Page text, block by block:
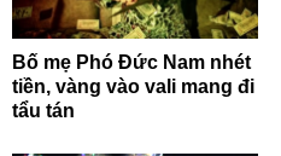
Bố mẹ Phó Đức Nam nhét
tiền, vàng vào vali mang đi
tẩu tán